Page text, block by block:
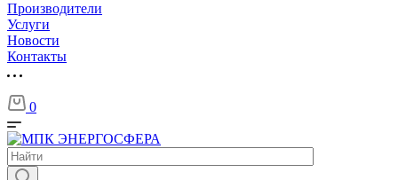
Производители
Услуги
Новости
Контакты
0